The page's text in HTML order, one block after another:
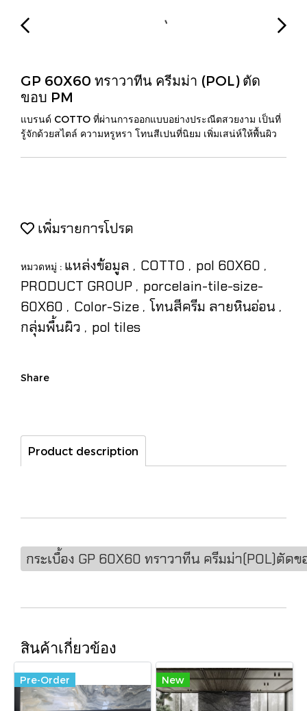
GP 60X60 ทราวาทีน ครีมม่า (POL) ตัด
ขอบ PM
แบรนด์ COTTO ที่ผ่านการออกแบบอย่างประณีตสวยงาม เป็นที่
รู้จักด้วยสไตล์ ความหรูหรา โทนสีเปนที่นิยม เพิ่มเสน่ห์ให้พื้นผิว
เพิ่มรายการโปรด
หมวดหมู่ : แหล่งข้อมูล , COTTO , pol 60X60 ,
PRODUCT GROUP , porcelain-tile-size-
60X60 , Color-Size , โทนสีครีม ลายหินอ่อน ,
กลุ่มพื้นผิว , pol tiles
Share
Product description
กระเบื้อง GP 60X60 ทราวาทีน ครีมม่า(POL)ตัดข
สินค้าเกี่ยวข้อง
Pre-Order New